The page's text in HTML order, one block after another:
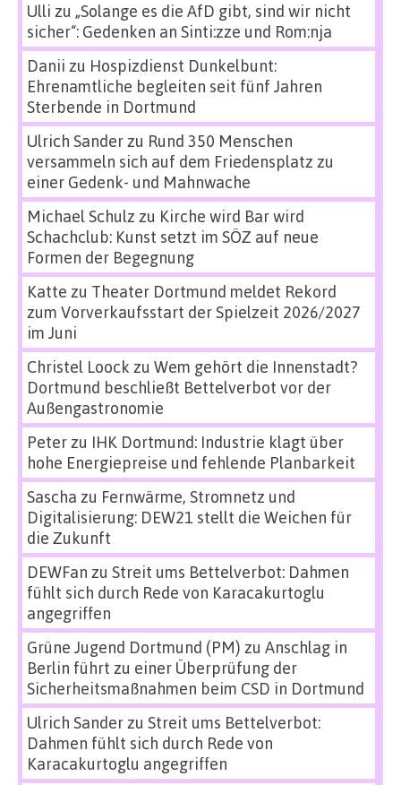
Ulli zu „Solange es die AfD gibt, sind wir nicht
sicher“: Gedenken an Sinti:zze und Rom:nja
Danii zu Hospizdienst Dunkelbunt:
Ehrenamtliche begleiten seit fünf Jahren
Sterbende in Dortmund
Ulrich Sanderzu Rund 350 Menschen
versammeln sich auf dem Friedensplatz zu
einer Gedenk- und Mahnwache
Michael Schulz zu Kirche wird Bar wird
Schachclub: Kunst setzt im SÖZ auf neue
Formen der Begegnung
Katte zu Theater Dortmund meldet Rekord
zum Vorverkaufsstart der Spielzeit 2026/2027
im Juni
Christel Loock zu Wem gehört die Innenstadt?
Dortmund beschließt Bettelverbot vor der
Außengastronomie
Peterzu IHK Dortmund: Industrie klagt über
hohe Energiepreise und fehlende Planbarkeit
Sascha zu Fernwärme, Stromnetz und
Digitalisierung: DEW21 stellt die Weichen für
die Zukunft
DEWFan zu Streit ums Bettelverbot: Dahmen
fühlt sich durch Rede von Karacakurtoglu
angegriffen
Grüne Jugend Dortmund (PM) zu Anschlag in
Berlin führt zu einer Überprüfung der
Sicherheitsmaßnahmen beim CSD in Dortmund
Ulrich Sanderzu Streit ums Bettelverbot:
Dahmen fühlt sich durch Rede von
Karacakurtoglu angegriffen